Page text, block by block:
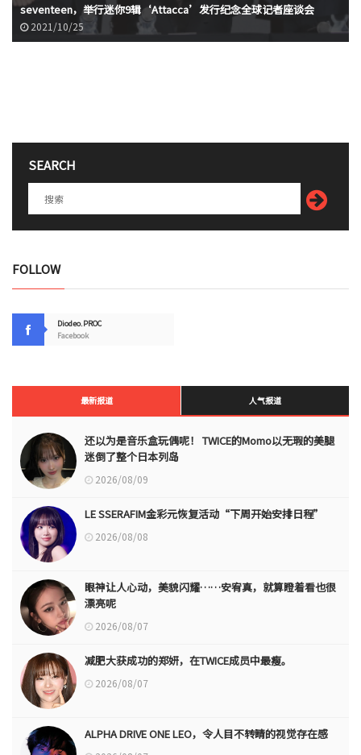
seventeen，举行迷你9辑‘Attacca’发行纪念全球记者座谈会
2021/10/25
SEARCH
FOLLOW
Diodeo.PROC
Facebook
最新报道 人气报道
还以为是音乐盒玩偶呢！ TWICE的Momo以无瑕的美腿
迷倒了整个日本列岛
2026/08/09
LE SSERAFIM金彩元恢复活动“下周开始安排日程”
2026/08/08
眼神让人心动，美貌闪耀……安宥真，就算瞪着看也很
漂亮呢
2026/08/07
减肥大获成功的郑妍，在TWICE成员中最瘦。
2026/08/07
ALPHA DRIVE ONE LEO，令人目不转睛的视觉存在感